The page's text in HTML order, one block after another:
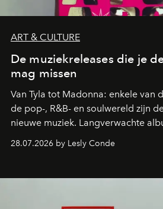
ART & CULTURE
De muziekreleases die je
mag missen
Van Tyla tot Madonna: enkele van
de pop-, R&B- en soulwereld zijn
nieuwe muziek. Langverwachte
comebacks en veelbelovende
de releases die je niet mag missen.
28.07.2026 by Lesly Conde